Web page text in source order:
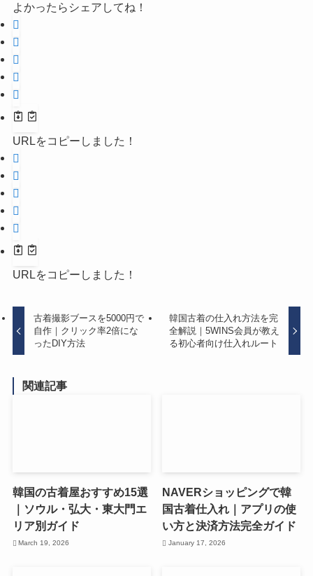
よかったらシェアしてね！
URLをコピーしました！
URLをコピーしました！
古着撮影ブースを5000円で
自作｜クリック率2倍にな
ったDIY方法
韓国古着の仕入れ方法を完
全解説｜5WINS会員が教え
る初心者向け仕入れルート
関連記事
韓国の古着屋おすすめ15選
｜ソウル・弘大・東大門エ
リア別ガイド
March 19, 2026
NAVERショッピングで韓
国古着仕入れ｜アプリの使
い方と決済方法完全ガイド
January 17, 2026